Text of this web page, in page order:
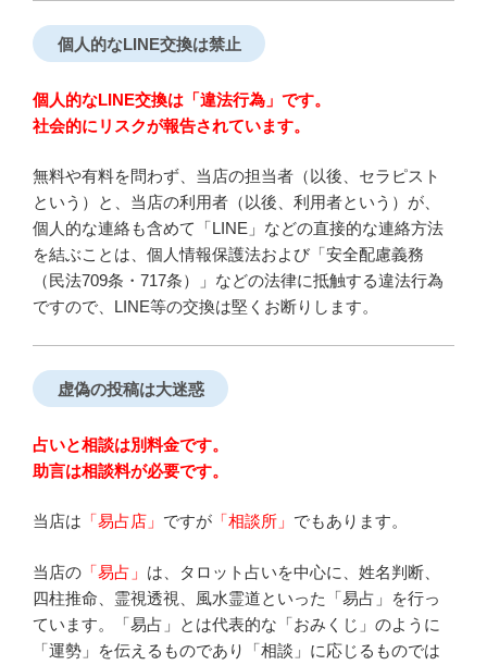
個人的なLINE交換は禁止
個人的なLINE交換は「違法行為」です。
社会的にリスクが報告されています。
無料や有料を問わず、当店の担当者（以後、セラピスト
という）と、当店の利用者（以後、利用者という）が、
個人的な連絡も含めて「LINE」などの直接的な連絡方法
を結ぶことは、個人情報保護法および「安全配慮義務
（民法709条・717条）」などの法律に抵触する違法行為
ですので、LINE等の交換は堅くお断りします。
虚偽の投稿は大迷惑
占いと相談は別料金です。
助言は相談料が必要です。
当店は 「易占店」 ですが 「相談所」 でもあります。
当店の 「易占」 は、タロット占いを中心に、姓名判断、
四柱推命、霊視透視、風水霊道といった「易占」を行っ
ています。「易占」とは代表的な「おみくじ」のように
「運勢」を伝えるものであり「相談」に応じるものでは